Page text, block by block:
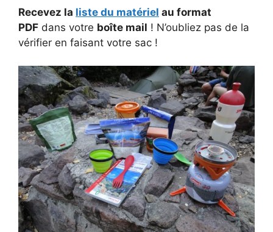
Recevez la liste du matériel au format
PDF dans votre boîte mail ! N’oubliez pas de la
vérifier en faisant votre sac !